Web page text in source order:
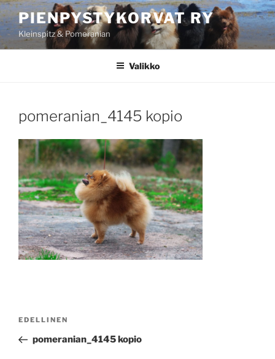
Siirry
sisältöönPIENPYSTYKORVAT RY
Kleinspitz & Pomeranian
Valikko
pomeranian_4145 kopio
Edellinen
artikkeli
EDELLINEN
pomeranian_4145 kopio